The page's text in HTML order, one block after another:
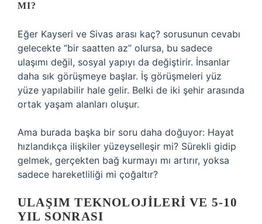
MI?
Eğer Kayseri ve Sivas arası kaç? sorusunun cevabı
gelecekte “bir saatten az” olursa, bu sadece
ulaşımı değil, sosyal yapıyı da değiştirir. İnsanlar
daha sık görüşmeye başlar. İş görüşmeleri yüz
yüze yapılabilir hale gelir. Belki de iki şehir arasında
ortak yaşam alanları oluşur.
Ama burada başka bir soru daha doğuyor: Hayat
hızlandıkça ilişkiler yüzeyselleşir mi? Sürekli gidip
gelmek, gerçekten bağ kurmayı mı artırır, yoksa
sadece hareketliliği mi çoğaltır?
ULAŞIM TEKNOLOJILERI VE 5-10
YIL SONRASI